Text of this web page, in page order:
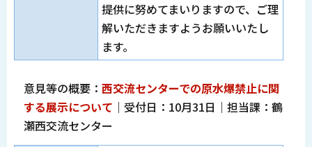
提供に努めてまいりますので、ご理
解いただきますようお願いいたし
ます。
意見等の概要： 西交流センターでの原水爆禁止に関
する展示について ｜受付日：10月31日｜担当課：鶴
瀬西交流センター